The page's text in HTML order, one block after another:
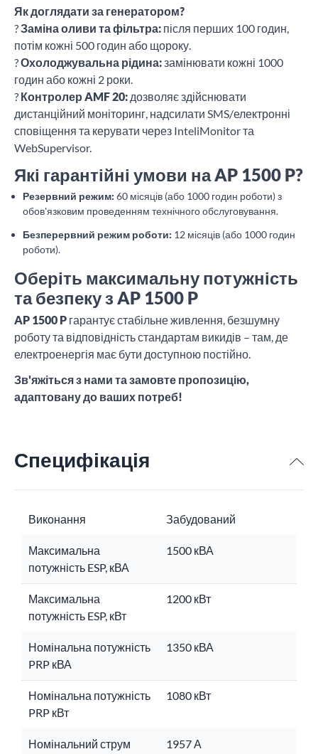
Як доглядати за генератором?
?Заміна оливи та фільтра: після перших 100 годин,
потім кожні 500 годин або щороку.
?Охолоджувальна рідина:замінювати кожні 1000
годин або кожні 2 роки.
? Контролер AMF 20: дозволяє здійснювати
дистанційний моніторинг, надсилати SMS/електронні
сповіщення та керувати через InteliMonitor та
WebSupervisor.
Які гарантійні умови на AP 1500 P?
Резервний режим: 60 місяців (або 1000 годин роботи) з
обов'язковим проведенням технічного обслуговування.
Безперервний режим роботи: 12 місяців (або 1000 годин
роботи).
Оберіть максимальну потужність
та безпеку з AP 1500 P
AP 1500 P гарантує стабільне живлення, безшумну
роботу та відповідність стандартам викидів – там, де
електроенергія має бути доступною постійно.
Зв'яжіться з нами та замовте пропозицію,
адаптовану до ваших потреб!
Специфікація
Виконання Забудований
Максимальна
потужність ESP, кВА
1500 кВА
Максимальна
потужність ESP, кВт
1200 кВт
Номінальна потужність
PRP кВА
1350 кВА
Номінальна потужність
PRP кВт
1080 кВт
Номінальний струм 1957 А